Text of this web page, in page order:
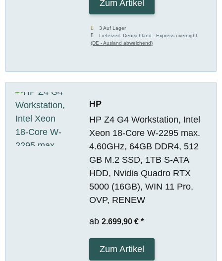
Zum Artikel
3 Auf Lager
Lieferzeit:Deutschland - Express overnight
(DE - Ausland abweichend)
HP
HP Z4 G4 Workstation, Intel
Xeon 18-Core W-2295 max.
4.60GHz, 64GB DDR4, 512
GB M.2 SSD, 1TB S-ATA
HDD, Nvidia Quadro RTX
5000 (16GB), WIN 11 Pro,
OVP, RENEW
ab 2.699,90 € *
Zum Artikel